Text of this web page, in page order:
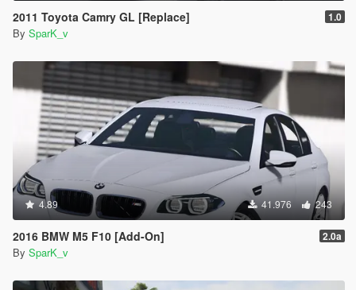
2011 Toyota Camry GL [Replace] 1.0
By SparK_v
4.89 41.976 243
2016 BMW M5 F10 [Add-On] 2.0a
By SparK_v